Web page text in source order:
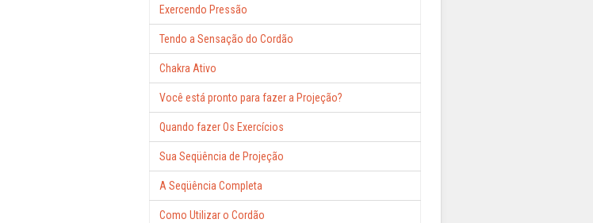
Exercendo Pressão
Tendo a Sensação do Cordão
Chakra Ativo
Você está pronto para fazer a Projeção?
Quando fazer Os Exercícios
Sua Seqüência de Projeção
A Seqüência Completa
Como Utilizar o Cordão